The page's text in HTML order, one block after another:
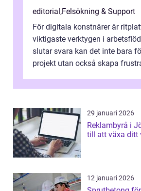
editorial,Felsökning & Support
För digitala konstnärer är
viktigaste verktygen i
slutar svara kan det inte bara
projekt utan också skapa
29 januari 2026
Reklambyrå i
till att växa ditt
12 januari 2026